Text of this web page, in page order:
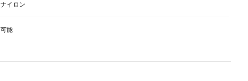
ナイロン
可能